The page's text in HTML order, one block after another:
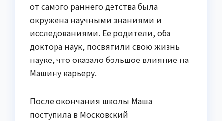
от самого раннего детства была
окружена научными знаниями и
исследованиями. Ее родители, оба
доктора наук, посвятили свою жизнь
науке, что оказало большое влияние на
Машину карьеру.
После окончания школы Маша
поступила в Московский